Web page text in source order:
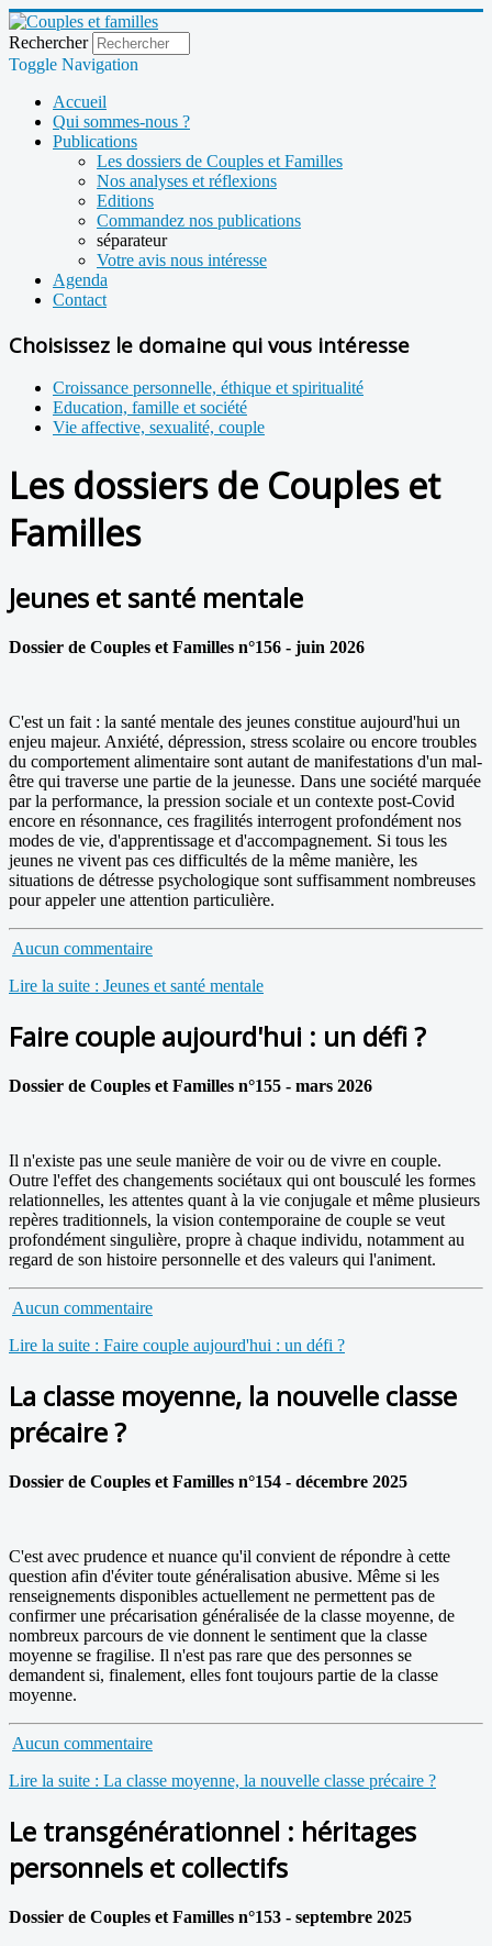
Rechercher
Toggle Navigation
Accueil
Qui sommes-nous ?
Publications
Les dossiers de Couples et Familles
Nos analyses et réflexions
Editions
Commandez nos publications
séparateur
Votre avis nous intéresse
Agenda
Contact
Choisissez le domaine qui vous intéresse
Croissance personnelle, éthique et spiritualité
Education, famille et société
Vie affective, sexualité, couple
Les dossiers de Couples et
Familles
Jeunes et santé mentale
Dossier de Couples et Familles n°156 - juin 2026
C'est un fait : la santé mentale des jeunes constitue aujourd'hui un
enjeu majeur. Anxiété, dépression, stress scolaire ou encore troubles
du comportement alimentaire sont autant de manifestations d'un mal-
être qui traverse une partie de la jeunesse. Dans une société marquée
par la performance, la pression sociale et un contexte post-Covid
encore en résonnance, ces fragilités interrogent profondément nos
modes de vie, d'apprentissage et d'accompagnement. Si tous les
jeunes ne vivent pas ces difficultés de la même manière, les
situations de détresse psychologique sont suffisamment nombreuses
pour appeler une attention particulière.
Aucun commentaire
Lire la suite : Jeunes et santé mentale
Faire couple aujourd'hui : un défi ?
Dossier de Couples et Familles n°155 - mars 2026
Il n'existe pas une seule manière de voir ou de vivre en couple.
Outre l'effet des changements sociétaux qui ont bousculé les formes
relationnelles, les attentes quant à la vie conjugale et même plusieurs
repères traditionnels, la vision contemporaine de couple se veut
profondément singulière, propre à chaque individu, notamment au
regard de son histoire personnelle et des valeurs qui l'animent.
Aucun commentaire
Lire la suite : Faire couple aujourd'hui : un défi ?
La classe moyenne, la nouvelle classe
précaire ?
Dossier de Couples et Familles n°154 - décembre 2025
C'est avec prudence et nuance qu'il convient de répondre à cette
question afin d'éviter toute généralisation abusive. Même si les
renseignements disponibles actuellement ne permettent pas de
confirmer une précarisation généralisée de la classe moyenne, de
nombreux parcours de vie donnent le sentiment que la classe
moyenne se fragilise. Il n'est pas rare que des personnes se
demandent si, finalement, elles font toujours partie de la classe
moyenne.
Aucun commentaire
Lire la suite : La classe moyenne, la nouvelle classe précaire ?
Le transgénérationnel : héritages
personnels et collectifs
Dossier de Couples et Familles n°153 - septembre 2025